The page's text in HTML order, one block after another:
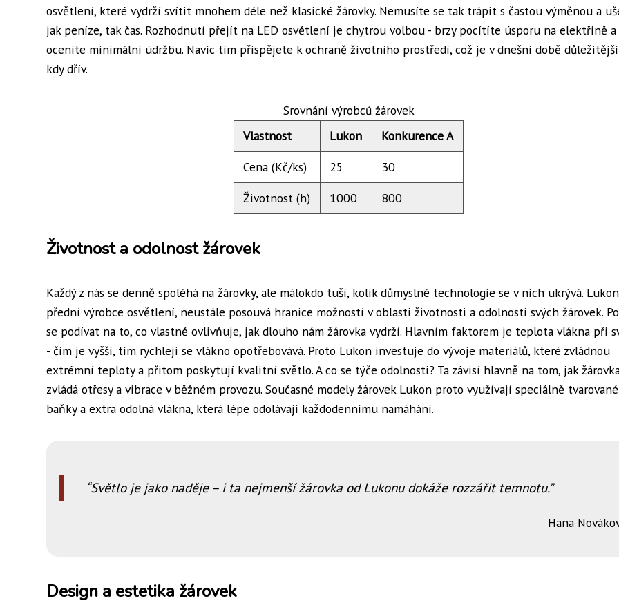
osvětlení, které vydrží svítit mnohem déle než klasické žárovky. Nemusíte se tak trápit s častou výměnou a
jak peníze, tak čas. Rozhodnutí přejít na LED osvětlení je chytrou volbou - brzy pocítíte úsporu na elektřině a
oceníte minimální údržbu. Navíc tím přispějete k ochraně životního prostředí, což je v dnešní době
kdy dřív.
Srovnání výrobců žárovek
Vlastnost
Lukon
Konkurence A
Cena (Kč/ks)
25
30
Životnost (h)
1000 800
Životnost a odolnost žárovek
Každý z nás se denně spoléhá na žárovky, ale málokdo tuší, kolik důmyslné technologie se v nich ukrývá.
přední výrobce osvětlení, neustále posouvá hranice možností v oblasti životnosti a odolnosti svých žárovek.
se podívat na to, co vlastně ovlivňuje, jak dlouho nám žárovka vydrží. Hlavním faktorem je teplota vlákna při
- čím je vyšší, tím rychleji se vlákno opotřebovává. Proto Lukon investuje do vývoje materiálů, které zvládnou
extrémní teploty a přitom poskytují kvalitní světlo. A co se týče odolnosti? Ta závisí hlavně na tom, jak
zvládá otřesy a vibrace v běžném provozu. Současné modely žárovek Lukon proto využívají speciálně tvarované
baňky a extra odolná vlákna, která lépe odolávají každodennímu namáhání.
Světlo je jako naděje – i ta nejmenší žárovka od Lukonu dokáže rozzářit temnotu.
Hana
Design a estetika žárovek